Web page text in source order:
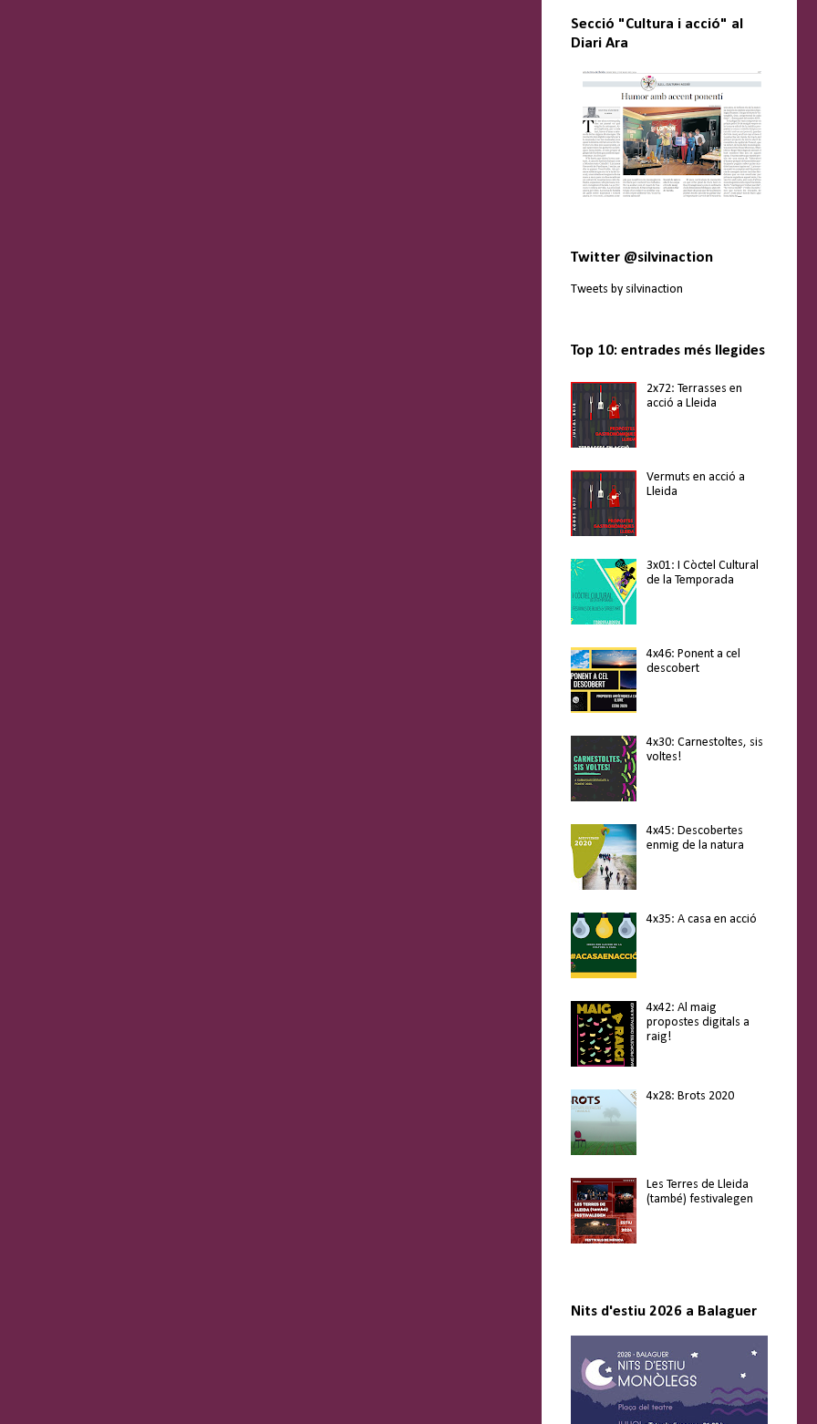
Secció "Cultura i acció" al
Diari Ara
Twitter @silvinaction
Tweets by silvinaction
Top 10: entrades més llegides
2x72: Terrasses en
acció a Lleida
Vermuts en acció a
Lleida
3x01: I Còctel Cultural
de la Temporada
4x46: Ponent a cel
descobert
4x30: Carnestoltes, sis
voltes!
4x45: Descobertes
enmig de la natura
4x35: A casa en acció
4x42: Al maig
propostes digitals a
raig!
4x28: Brots 2020
Les Terres de Lleida
(també) festivalegen
Nits d'estiu 2026 a Balaguer